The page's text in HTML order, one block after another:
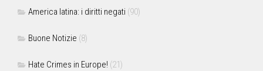
America latina: i diritti negati (90)
Buone Notizie (8)
Hate Crimes in Europe! (21)